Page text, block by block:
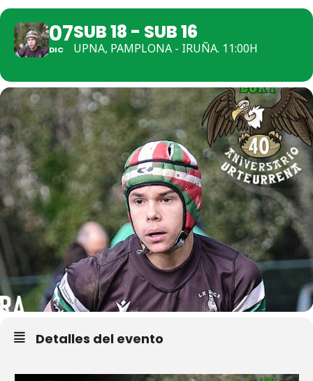
07
DIC
SUB 18 - SUB 16
UPNA, PAMPLONA - IRUÑA. 11:00H
Detalles del evento